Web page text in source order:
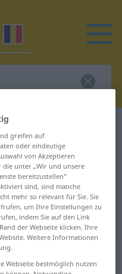
Übersetzung
greifen auf
oder eindeutige
von Akzeptieren
die unter „Wir und unsere
bereitzustellen“
sind, sind manche
mehr so relevant für Sie. Sie
um Ihre Einstellungen zu
indem Sie auf den Link
der Webseite klicken. Ihre
Weitere Informationen
Webseite bestmöglich nutzen